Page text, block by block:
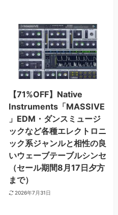
【71%OFF】Native
Instruments「MASSIVE
」EDM・ダンスミュージ
ックなど各種エレクトロニ
ック系ジャンルと相性の良
いウェーブテーブルシンセ
（セール期間8月17日夕方
まで）
2026年7月31日